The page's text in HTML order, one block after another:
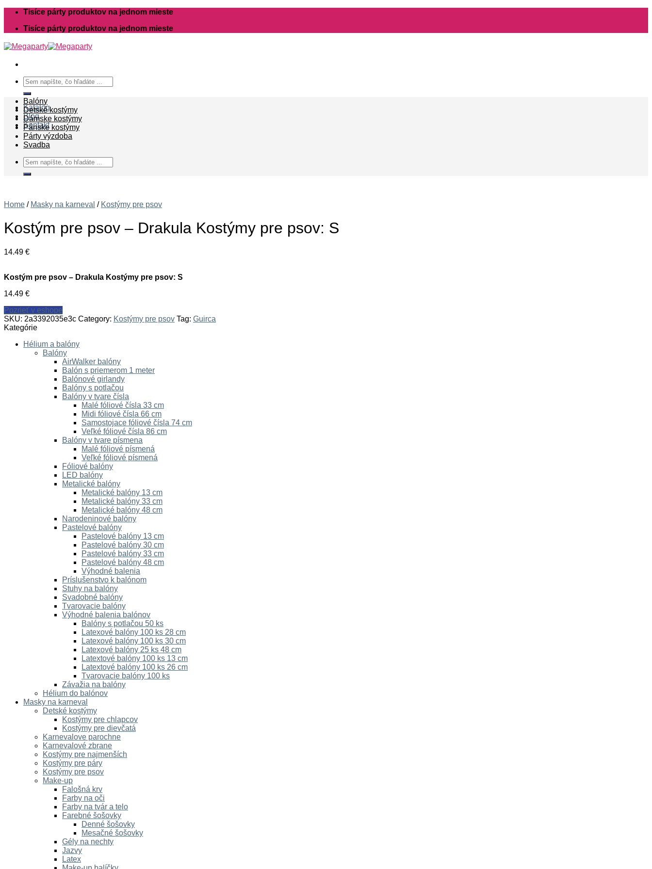
Skip
content
Tisíce párty produktov na jednom mieste
Tisíce párty produktov na jednom mieste
Search
for:
Katalóg
Blog
Kontakt
Balóny
Detské kostýmy
Dámske kostýmy
Pánske kostýmy
Párty výzdoba
Svadba
Search
for:
Home / Masky na karneval / Kostýmy pre psov
Kostým pre psov – Drakula Kostýmy pre psov: S
14.49 €
Kostým pre psov – Drakula Kostýmy pre psov: S
14.49 €
Pozrieť v eshope
SKU: 2a3392035e3c Category: Kostýmy pre psov Tag: Guirca
Kategórie
Hélium a balóny
Balóny
AirWalker balóny
Balón s priemerom 1 meter
Balónové girlandy
Balóny s potlačou
Balóny v tvare čísla
Malé fóliové čísla 33 cm
Midi fóliové čísla 66 cm
Samostojace fóliové čísla 74 cm
Veľké fóliové čísla 86 cm
Balóny v tvare písmena
Malé fóliové písmená
Veľké fóliové písmená
Fóliové balóny
LED balóny
Metalické balóny
Metalické balóny 13 cm
Metalické balóny 33 cm
Metalické balóny 48 cm
Narodeninové balóny
Pastelové balóny
Pastelové balóny 13 cm
Pastelové balóny 30 cm
Pastelové balóny 33 cm
Pastelové balóny 48 cm
Výhodné balenia
Príslušenstvo k balónom
Stuhy na balóny
Svadobné balóny
Tvarovacie balóny
Výhodné balenia balónov
Balóny s potlačou 50 ks
Latexové balóny 100 ks 28 cm
Latexové balóny 100 ks 30 cm
Latexové balóny 25 ks 48 cm
Latextové balóny 100 ks 13 cm
Latextové balóny 100 ks 26 cm
Tvarovacie balóny 100 ks
Závažia na balóny
Hélium do balónov
Masky na karneval
Detské kostýmy
Kostýmy pre chlapcov
Kostýmy pre dievčatá
Karnevalove parochne
Karnevalové zbrane
Kostýmy pre najmenších
Kostýmy pre páry
Kostýmy pre psov
Make-up
Falošná krv
Farby na oči
Farby na tvár a telo
Farebné šošovky
Denné šošovky
Mesačné šošovky
Gély na nechty
Jazvy
Latex